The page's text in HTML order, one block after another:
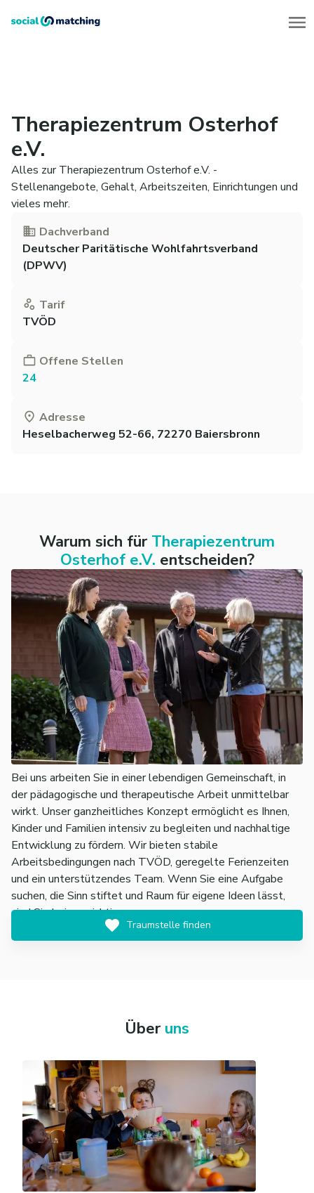
Therapiezentrum Osterhof
e.V.
Alles zur Therapiezentrum Osterhof e.V. -
Stellenangebote, Gehalt, Arbeitszeiten, Einrichtungen und
vieles mehr.
Dachverband
Deutscher Paritätische Wohlfahrtsverband
(DPWV)
Tarif
TVÖD
Offene Stellen
24
Adresse
Heselbacherweg 52-66, 72270 Baiersbronn
Warum sich für Therapiezentrum
Osterhof e.V. entscheiden?
Bei uns arbeiten Sie in einer lebendigen Gemeinschaft, in
der pädagogische und therapeutische Arbeit unmittelbar
wirkt. Unser ganzheitliches Konzept ermöglicht es Ihnen,
Kinder und Familien intensiv zu begleiten und nachhaltige
Entwicklung zu fördern. Wir bieten stabile
Arbeitsbedingungen nach TVÖD, geregelte Ferienzeiten
und ein unterstützendes Team. Wenn Sie eine Aufgabe
suchen, die Sinn stiftet und Raum für eigene Ideen lässt,
sind Sie bei uns richtig.
Weitere Einblicke aus der Sicht von Mitarbeiter:innen:
https://www.kununu.com/de/therapiezentrum-osterhof
Traumstelle finden
Über uns